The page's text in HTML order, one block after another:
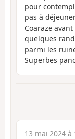
pour
pas à
Coaraze
quelques
parmi les
Superbes
13 mai 2024 à